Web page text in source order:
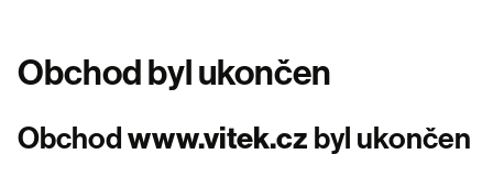
Obchod byl ukončen
Obchodwww.vitek.cz byl ukončen